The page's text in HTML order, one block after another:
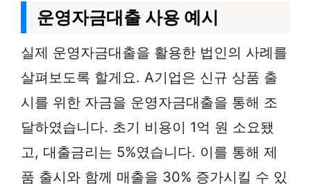
운영자금대출 사용 예시
실제 운영자금대출을 활용한 법인의 사례를
살펴보도록 할게요. A기업은 신규 상품 출
시를 위한 자금을 운영자금대출을 통해 조
달하였습니다. 초기 비용이 1억 원 소요됐
고, 대출금리는 5%였습니다. 이를 통해 제
품 출시와 함께 매출을 30% 증가시킬 수 있